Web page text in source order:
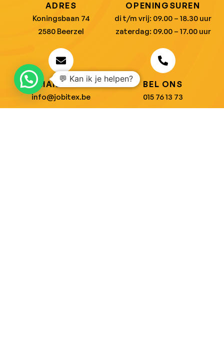
ADRES
Koningsbaan 74
2580 Beerzel
OPENINGSUREN
di t/m vrij: 09.00 – 18.30 uur
zaterdag: 09.00 – 17.00 uur
MAIL ONS
info@jobitex.be
BEL ONS
015 76 13 73
💬 Kan ik je helpen?